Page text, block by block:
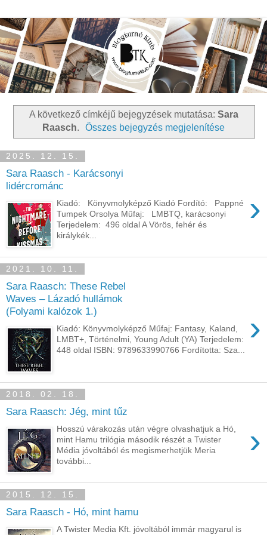
A következő címkéjű bejegyzések mutatása: Sara
Raasch. Összes bejegyzés megjelenítése
2025. 12. 15.
Sara Raasch - Karácsonyi
lidércrománc
›
Kiadó: Könyvmolyképző Kiadó Fordító: Pappné
Tumpek Orsolya Műfaj: LMBTQ, karácsonyi
Terjedelem: 496 oldal A Vörös, fehér és
királykék...
2021. 10. 11.
Sara Raasch: These ​Rebel
Waves – Lázadó hullámok
(Folyami kalózok 1.)
›
Kiadó: Könyvmolyképző Műfaj: Fantasy, Kaland,
LMBT+, Történelmi, Young Adult (YA) Terjedelem:
448 oldal ISBN: 9789633990766 Fordította: Sza...
2018. 02. 18.
Sara Raasch: Jég, ​mint tűz
›
Hosszú várakozás után végre olvashatjuk a Hó,
mint Hamu trilógia második részét a Twister
Média jóvoltából és megismerhetjük Meria
további...
2015. 12. 15.
Sara Raasch - Hó, mint hamu
A Twister Media Kft. jóvoltából immár magyarul is